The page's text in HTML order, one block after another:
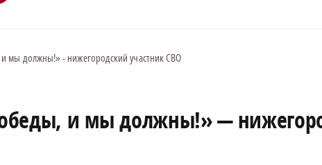
мы должны!» - нижегородский участник СВО
и мы должны!» —